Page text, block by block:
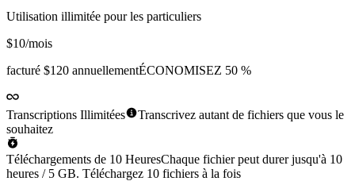
Utilisation illimitée pour les particuliers
$10/mois
facturé $120 annuellementÉCONOMISEZ 50 %
Transcriptions Illimitées
Transcrivez autant de fichiers que vous le
souhaitez
Téléchargements de 10 HeuresChaque fichier peut durer jusqu'à 10
heures / 5 GB. Téléchargez 10 fichiers à la fois